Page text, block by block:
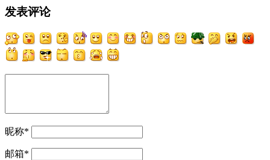
发表评论
昵称*
邮箱*